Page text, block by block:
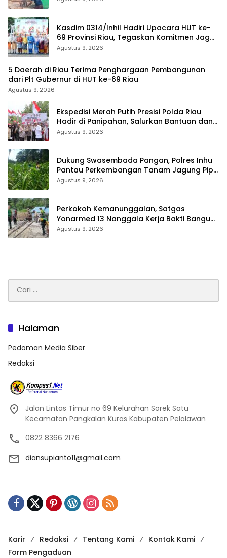
Kasdim 0314/Inhil Hadiri Upacara HUT ke-
69 Provinsi Riau, Tegaskan Komitmen Jaga
Persatuan dan Pembangunan
Agustus 9, 2026
5 Daerah di Riau Terima Penghargaan Pembangunan
dari Plt Gubernur di HUT ke-69 Riau
Agustus 9, 2026
Ekspedisi Merah Putih Presisi Polda Riau
Hadir di Panipahan, Salurkan Bantuan dan
Layanan Kesehatan
Agustus 9, 2026
Dukung Swasembada Pangan, Polres Inhu
Pantau Perkembangan Tanam Jagung Pipil
Agustus 9, 2026
Perkokoh Kemanunggalan, Satgas
Yonarmed 13 Nanggala Kerja Bakti Bangun
Masjid Al-Hikmah di Kapuas Hulu
Agustus 9, 2026
untuk:
Halaman
Pedoman Media Siber
Redaksi
Jalan Lintas Timur no 69 Kelurahan Sorek Satu
Kecamatan Pangkalan Kuras Kabupaten Pelalawan
0822 8366 2176
diansupianto11@gmail.com
Karir Redaksi Tentang Kami
Kontak Kami
Form Pengaduan